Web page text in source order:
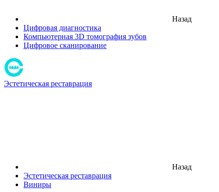
Назад
Цифровая диагностика
Компьютерная 3D томография зубов
Цифровое сканирование
Эстетическая реставрация
Назад
Эстетическая реставрация
Виниры